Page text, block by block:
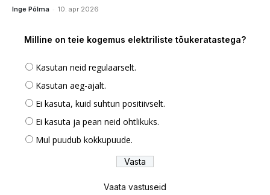
Inge Põlma - 10. apr 2026
Milline on teie kogemus elektriliste tõukeratastega?
Kasutan neid regulaarselt.
Kasutan aeg-ajalt.
Ei kasuta, kuid suhtun positiivselt.
Ei kasuta ja pean neid ohtlikuks.
Mul puudub kokkupuude.
Vaata vastuseid